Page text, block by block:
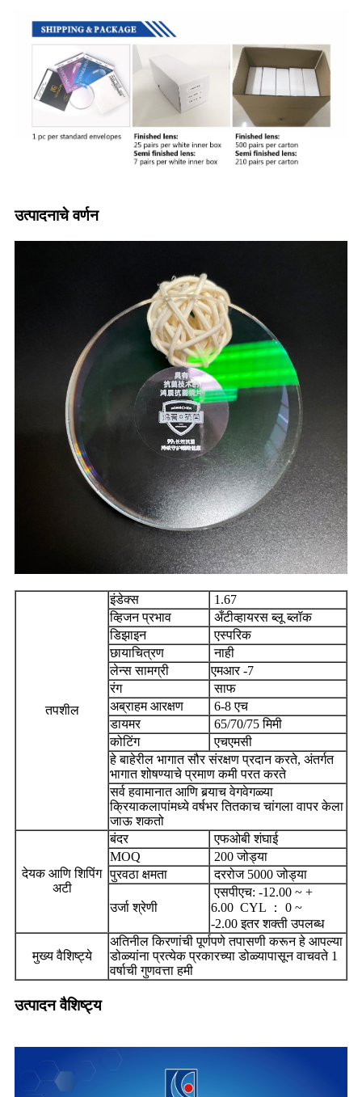
उत्पादनाचे वर्णन
तपशील
इंडेक्स
1.67
व्हिजन प्रभाव
अँटीव्हायरस ब्लू ब्लॉक
डिझाइन
एस्परिक
छायाचित्रण
नाही
लेन्स सामग्री
एमआर -7
रंग
साफ
अब्राहम आरक्षण
6-8 एच
डायमर
65/70/75 मिमी
कोटिंग
एचएमसी
हे बाहेरील भागात सौर संरक्षण प्रदान करते, अंतर्गत
भागात शोषण्याचे प्रमाण कमी परत करते
सर्व हवामानात आणि बर्‍याच वेगवेगळ्या
क्रियाकलापांमध्ये वर्षभर तितकाच चांगला वापर केला
जाऊ शकतो
देयक आणि शिपिंग
अटी
बंदर
एफओबी शंघाई
MOQ
200 जोड्या
पुरवठा क्षमता
दररोज 5000 जोड्या
उर्जा श्रेणी
एसपीएच: -12.00 ~ +
6.00 CYL ： 0 ~
-2.00इतर शक्ती उपलब्ध
मुख्य वैशिष्ट्ये
अतिनील किरणांची पूर्णपणे तपासणी करून हे आपल्या
डोळ्यांना प्रत्येक प्रकारच्या डोळ्यापासून वाचवते 1
वर्षाची गुणवत्ता हमी
उत्पादन वैशिष्ट्य